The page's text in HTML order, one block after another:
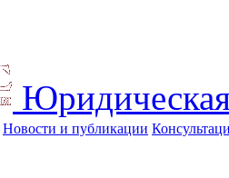
Новости и публикации